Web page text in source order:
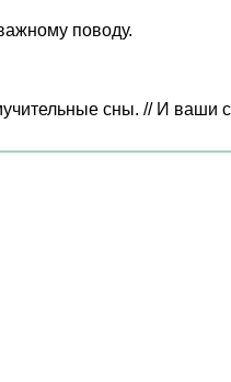
поводу.
сны. // И ваши